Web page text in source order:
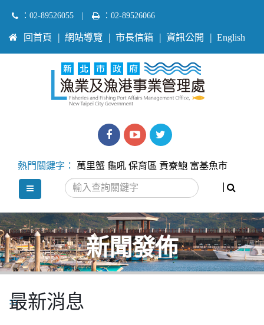
主
要
：02-89526055 ：02-89526066
::: 回首頁 網站導覽 市長信箱 資訊公開 English
漁
處
facebook
漁
處
youtube
Twitter
熱門關鍵字： 萬里蟹 龜吼 保育區 貢寮鮑 富基魚市
選單
新聞發佈
:::
最新消息